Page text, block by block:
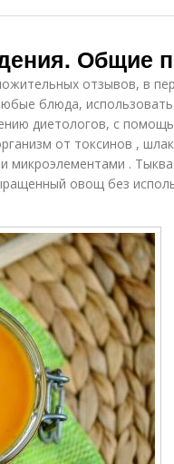
Общие
отзывов, в
блюда,
диетологов, с
от токсинов ,
микроэлементами .
овощ без